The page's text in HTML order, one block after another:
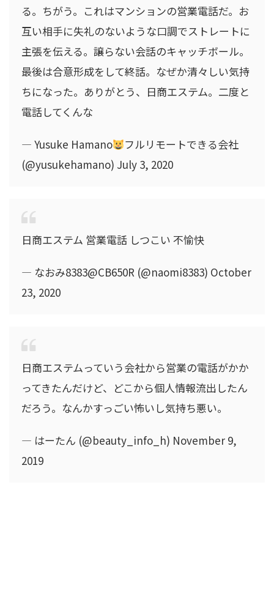
る。ちがう。これはマンションの営業電話だ。お
互い相手に失礼のないような口調でストレートに
主張を伝える。譲らない会話のキャッチボール。
最後は合意形成をして終話。なぜか清々しい気持
ちになった。ありがとう、日商エステム。二度と
電話してくんな
— Yusuke Hamano
フルリモートできる会社
(@yusukehamano) July 3, 2020
日商エステム 営業電話 しつこい 不愉快
— なおみ8383@CB650R (@naomi8383) October
23, 2020
日商エステムっていう会社から営業の電話がかか
ってきたんだけど、どこから個人情報流出したん
だろう。なんかすっごい怖いし気持ち悪い。
— はーたん (@beauty_info_h) November 9,
2019